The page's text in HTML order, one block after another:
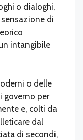
o dialoghi,
di
intangibile
o delle
governo per
e, colti da
dal
di secondi,